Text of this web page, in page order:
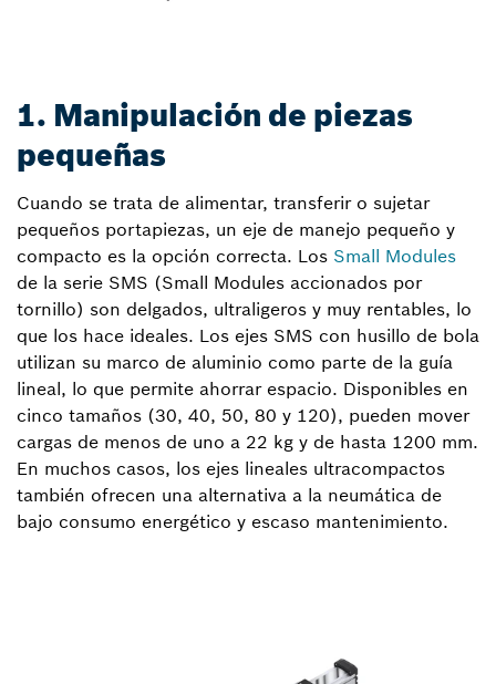
1. Manipulación de piezas
pequeñas
Cuando se trata de alimentar, transferir o sujetar
pequeños portapiezas, un eje de manejo pequeño y
compacto es la opción correcta. Los Small Modules
de la serie SMS (Small Modules accionados por
tornillo) son delgados, ultraligeros y muy rentables, lo
que los hace ideales. Los ejes SMS con husillo de bola
utilizan su marco de aluminio como parte de la guía
lineal, lo que permite ahorrar espacio. Disponibles en
cinco tamaños (30, 40, 50, 80 y 120), pueden mover
cargas de menos de uno a 22 kg y de hasta 1200 mm.
En muchos casos, los ejes lineales ultracompactos
también ofrecen una alternativa a la neumática de
bajo consumo energético y escaso mantenimiento.